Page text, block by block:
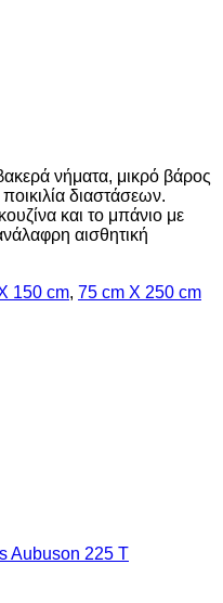
νήματα, μικρό βάρος
διαστάσεων.
και το μπάνιο με
αισθητική
150 cm, 75 cm X 250 cm